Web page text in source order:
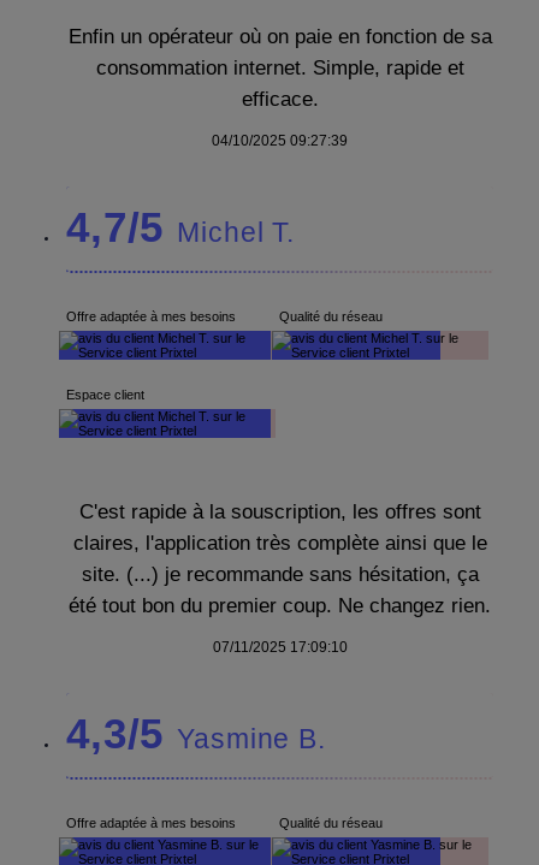
Enfin un opérateur où on paie en fonction de sa
consommation internet. Simple, rapide et
efficace.
04/10/2025 09:27:39
4,7/5 Michel T.
Offre adaptée à mes besoins Qualité du réseau
Espace client
C'est rapide à la souscription, les offres sont
claires, l'application très complète ainsi que le
site. (...) je recommande sans hésitation, ça
été tout bon du premier coup. Ne changez rien.
07/11/2025 17:09:10
4,3/5 Yasmine B.
Offre adaptée à mes besoins Qualité du réseau